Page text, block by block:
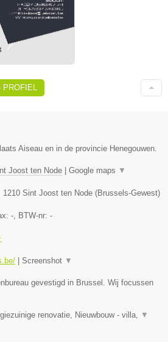
Aiseau en in de provincie Henegouwen.
Joost ten Node | Google maps ▼
1210 Sint Joost ten Node (Brussels-Gewest)
- , BTW-nr: -
| Screenshot ▼
gevestigd in Brussel. Wij focussen
renovatie, Nieuwbouw - villa, ▼